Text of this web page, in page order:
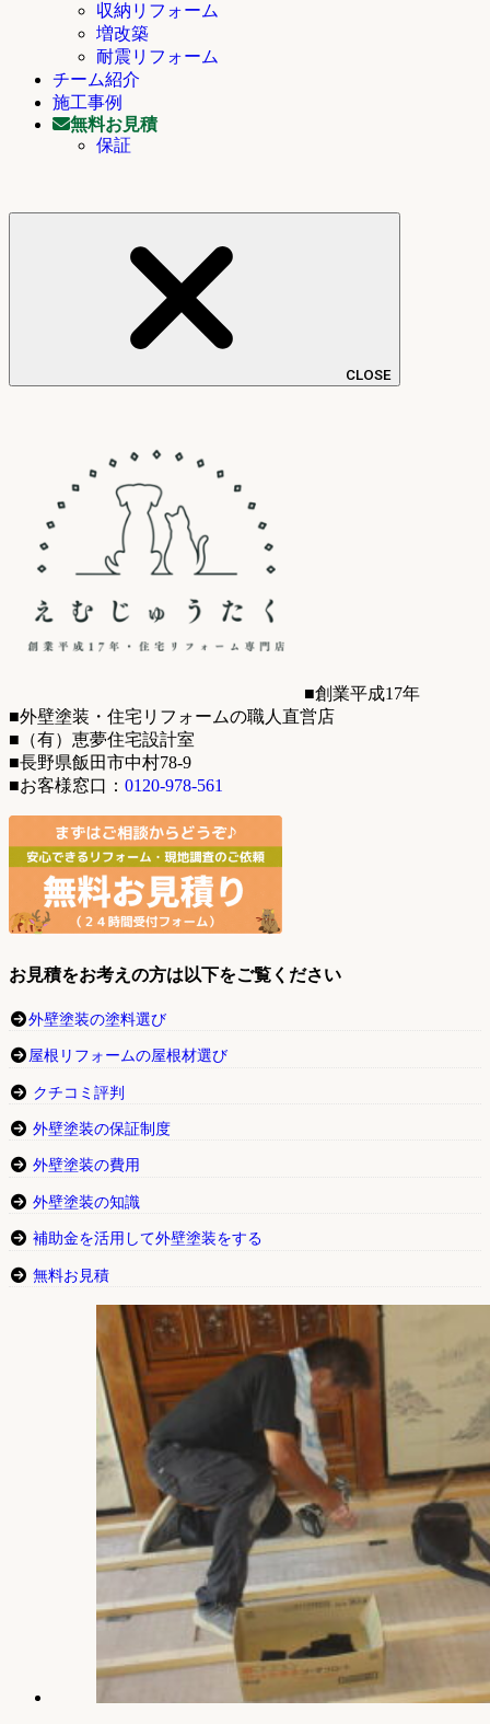
収納リフォーム
増改築
耐震リフォーム
チーム紹介
施工事例
無料お見積
保証
CLOSE
■創業平成17年
■外壁塗装・住宅リフォームの職人直営店
■（有）恵夢住宅設計室
■長野県飯田市中村78-9
■お客様窓口： 0120-978-561
お見積をお考えの方は以下をご覧ください
外壁塗装の塗料選び
屋根リフォームの屋根材選び
クチコミ評判
外壁塗装の保証制度
外壁塗装の費用
外壁塗装の知識
補助金を活用して外壁塗装をする
無料お見積